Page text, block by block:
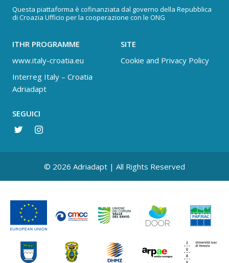
Questa piattaforma è cofinanziata dal governo della Repubblica
di Croazia Ufficio per la cooperazione con le ONG
ITHR PROGRAMME
www.italy-croatia.eu
Interreg Italy – Croatia
Adriadapt
SITE
Cookie and Privacy Policy
SEGUICI
© 2026 Adriadapt | All Rights Reserved